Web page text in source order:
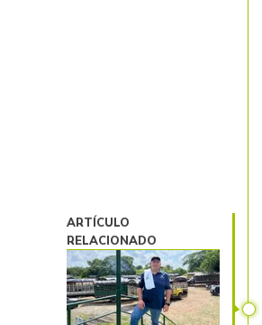
ARTÍCULO
RELACIONADO